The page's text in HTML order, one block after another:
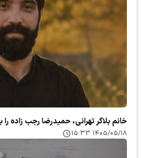
خانم بلاگر تهرانی، حمیدرضا رجب زاده را
۱۴۰۵/۰۵/۱۸ ۱۵:۳۳